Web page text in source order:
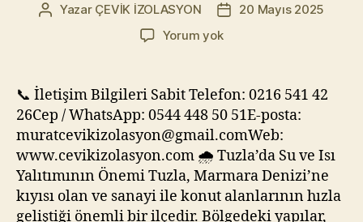
Yazının
Yazar ÇEVİK İZOLASYON
Yazı20 Mayıs 2025
Yorum yok🏠
–
Kaliteli
Su
ve
Isı
Yalıtım
Hizmetleri
📞 İletişim Bilgileri Sabit Telefon: 0216 541 42
26Cep / WhatsApp: 0544 448 50 51E-posta:
muratcevikizolasyon@gmail.comWeb:
www.cevikizolasyon.com 🌧️ Tuzla’da Su ve Isı
Yalıtımının Önemi Tuzla, Marmara Denizi’ne
kıyısı olan ve sanayi ile konut alanlarının hızla
geliştiği önemli bir ilçedir. Bölgedeki yapılar,